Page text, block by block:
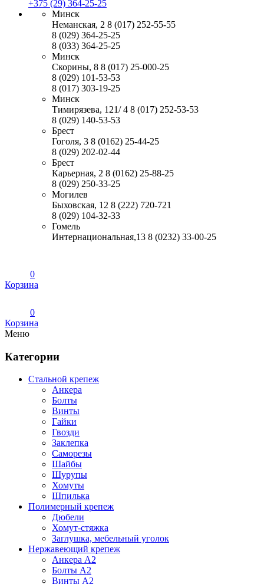
+375 (29) 364-25-25
Минск
Неманская, 2 8 (017) 252-55-55
8 (029) 364-25-25
8 (033) 364-25-25
Минск
Скорины, 8 8 (017) 25-000-25
8 (029) 101-53-53
8 (017) 303-19-25
Минск
Тимирязева, 121/ 4 8 (017) 252-53-53
8 (029) 140-53-53
Брест
Гоголя, 3 8 (0162) 25-44-25
8 (029) 202-02-44
Брест
Карьерная, 2 8 (0162) 25-88-25
8 (029) 250-33-25
Могилев
Быховская, 12 8 (222) 720-721
8 (029) 104-32-33
Гомель
Интернациональная,13 8 (0232) 33-00-25
0
Корзина
0
Корзина
Меню
Категории
Стальной крепеж
Анкера
Болты
Винты
Гайки
Гвозди
Заклепка
Саморезы
Шайбы
Шурупы
Хомуты
Шпилька
Полимерный крепеж
Дюбели
Хомут-стяжка
Заглушка, мебельный уголок
Нержавеющий крепеж
Анкера А2
Болты А2
Винты А2